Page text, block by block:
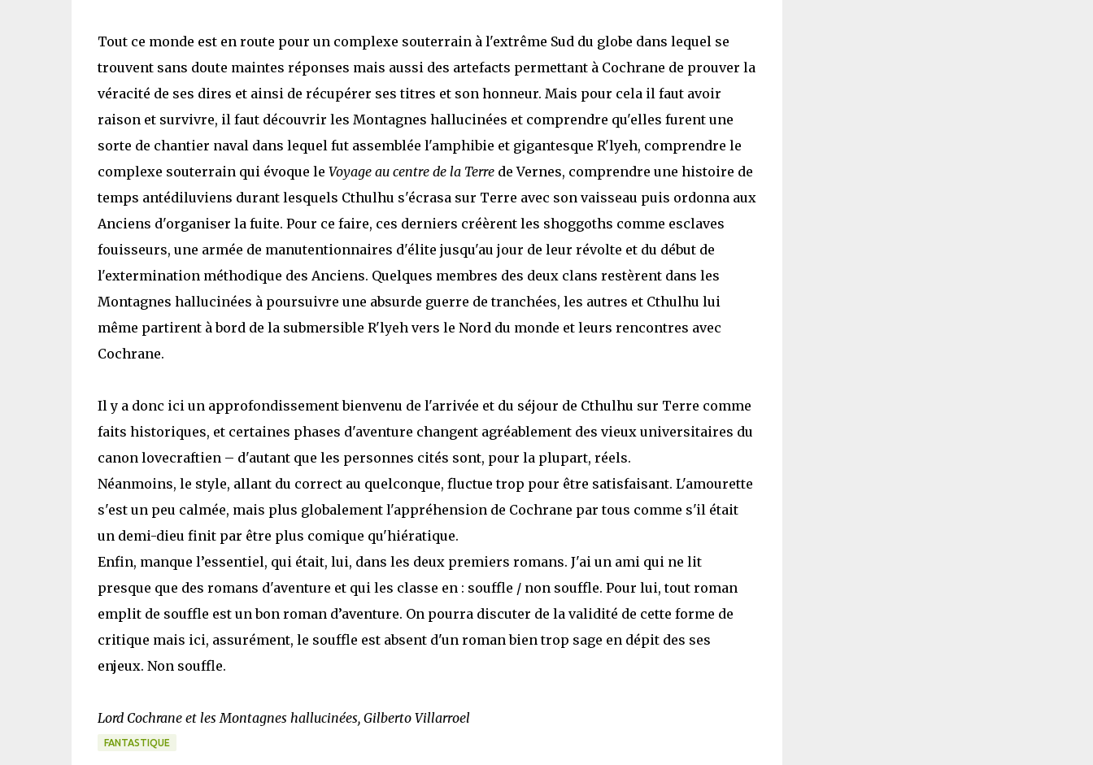
Tout ce monde est en route pour un complexe souterrain à l'extrême Sud du globe dans lequel se
trouvent sans doute maintes réponses mais aussi des artefacts permettant à Cochrane de prouver la
véracité de ses dires et ainsi de récupérer ses titres et son honneur. Mais pour cela il faut avoir
raison et survivre, il faut découvrir les Montagnes hallucinées et comprendre qu'elles furent une
sorte de chantier naval dans lequel fut assemblée l'amphibie et gigantesque R'lyeh, comprendre le
complexe souterrain qui évoque le Voyage au centre de la Terrede Vernes, comprendre une histoire de
temps antédiluviens durant lesquels Cthulhu s'écrasa sur Terre avec son vaisseau puis ordonna aux
Anciens d'organiser la fuite. Pour ce faire, ces derniers créèrent les shoggoths comme esclaves
fouisseurs, une armée de manutentionnaires d'élite jusqu'au jour de leur révolte et du début de
l'extermination méthodique des Anciens. Quelques membres des deux clans restèrent dans les
Montagnes hallucinées à poursuivre une absurde guerre de tranchées, les autres et Cthulhu lui
même partirent à bord de la submersible R'lyeh vers le Nord du monde et leurs rencontres avec
Cochrane.
Il y a donc ici un approfondissement bienvenu de l'arrivée et du séjour de Cthulhu sur Terre comme
faits historiques, et certaines phases d'aventure changent agréablement des vieux universitaires du
canon lovecraftien – d'autant que les personnes cités sont, pour la plupart, réels.
Néanmoins, le style, allant du correct au quelconque, fluctue trop pour être satisfaisant. L'amourette
s'est un peu calmée, mais plus globalement l'appréhension de Cochrane par tous comme s'il était
un demi-dieu finit par être plus comique qu'hiératique.
Enfin, manque l’essentiel, qui était, lui, dans les deux premiers romans. J'ai un ami qui ne lit
presque que des romans d'aventure et qui les classe en : souffle / non souffle. Pour lui, tout roman
emplit de souffle est un bon roman d’aventure. On pourra discuter de la validité de cette forme de
critique mais ici, assurément, le souffle est absent d'un roman bien trop sage en dépit des ses
enjeux. Non souffle.
Lord Cochrane et les Montagnes hallucinées, Gilberto Villarroel
FANTASTIQUE